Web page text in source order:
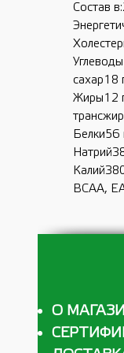
Состав
сахар18
Жиры12
Белки56
BCAA,
О